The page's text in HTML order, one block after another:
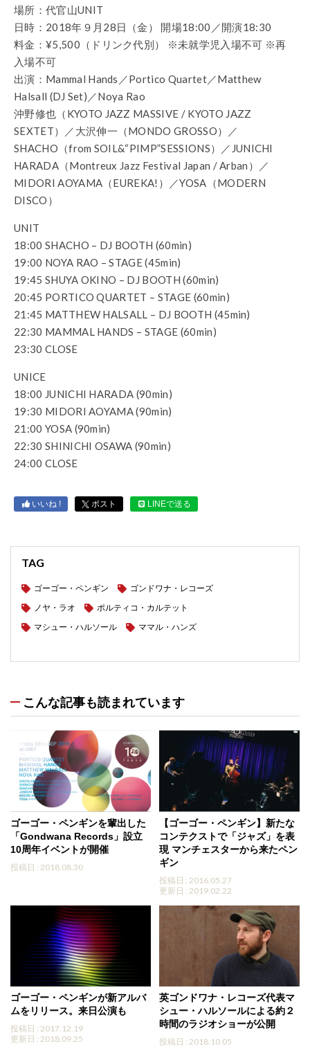
場所：代官山UNIT
日時：2018年９月28日（金） 開場18:00／開演18:30
料金：¥5,500（ドリンク代別） ※未就学児入場不可 ※再
入場不可
出演：Mammal Hands／Portico Quartet／Matthew
Halsall (DJ Set)／Noya Rao
沖野修也（KYOTO JAZZ MASSIVE / KYOTO JAZZ
SEXTET）／大沢伸一（MONDO GROSSO）／
SHACHO（from SOIL&“PIMP”SESSIONS）／JUNICHI
HARADA（Montreux Jazz Festival Japan / Arban）／
MIDORI AOYAMA（EUREKA!）／YOSA（MODERN
DISCO）
UNIT
18:00 SHACHO – DJ BOOTH (60min)
19:00 NOYA RAO – STAGE (45min)
19:45 SHUYA OKINO – DJ BOOTH (60min)
20:45 PORTICO QUARTET – STAGE (60min)
21:45 MATTHEW HALSALL – DJ BOOTH (45min)
22:30 MAMMAL HANDS – STAGE (60min)
23:30 CLOSE
UNICE
18:00 JUNICHI HARADA (90min)
19:30 MIDORI AOYAMA (90min)
21:00 YOSA (90min)
22:30 SHINICHI OSAWA (90min)
24:00 CLOSE
いいね ! ポスト LINEで送る
TAG
ゴーゴー・ペンギン
ゴンドワナ・レコーズ
ノヤ・ラオ
ポルティコ・カルテット
マシュー・ハルソール
ママル・ハンズ
こんな記事も読まれています
ゴーゴー・ペンギンを輩出した
「Gondwana Records」設立
10周年イベントが開催
投稿日 : 2018.08.30
【ゴーゴー・ペンギン】新たな
コンテクストで「ジャズ」を表
現 マンチェスターから来たペン
ギン
投稿日 : 2016.05.27
更新日 : 2019.02.22
ゴーゴー・ペンギンが新アルバ
ムをリリース。来日公演も
投稿日 : 2017.12.19
更新日 : 2018.09.25
英ゴンドワナ・レコーズ代表マ
シュー・ハルソールによる約２
時間のラジオショーが公開
投稿日 : 2018.10.05